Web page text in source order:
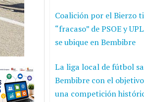
Coalición por el Bierzo
“fracaso” de PSOE y
se ubique en Bembibre
La liga local de fútbol
Bembibre con el
una competición